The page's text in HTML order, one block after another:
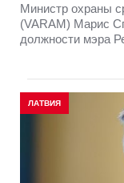
Министр охраны
(VARAM) Марис
должности мэра
ЛАТВИЯ